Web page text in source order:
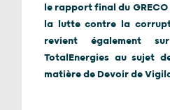
le rapport final du
la lutte contre la
revient également
TotalEnergies au sujet
matière de Devoir de